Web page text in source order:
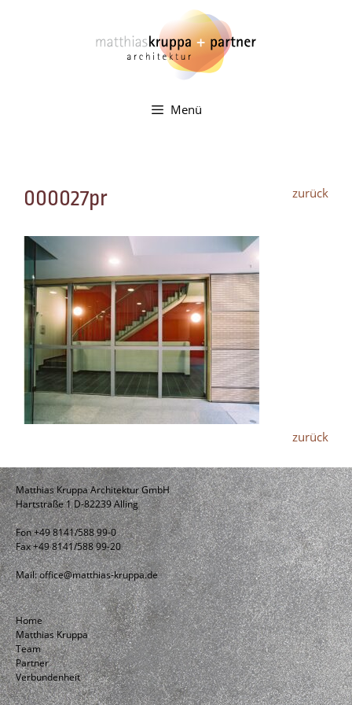
Menü
zurück
000027pr
zurück
Matthias Kruppa Architektur GmbH
Hartstraße 1 D-82239 Alling
Fon +49 8141/588 99-0
Fax +49 8141/588 99-20
Mail:office@matthias-kruppa.de
Home
Matthias Kruppa
Team
Partner
Verbundenheit